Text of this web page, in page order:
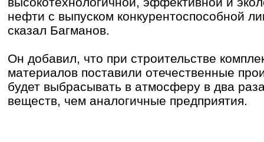
нефти с выпуском конкурентоспособной
сказал Багманов.
Он добавил, что при строительстве
материалов поставили отечественные
будет выбрасывать в атмосферу в два
веществ, чем аналогичные предприятия.